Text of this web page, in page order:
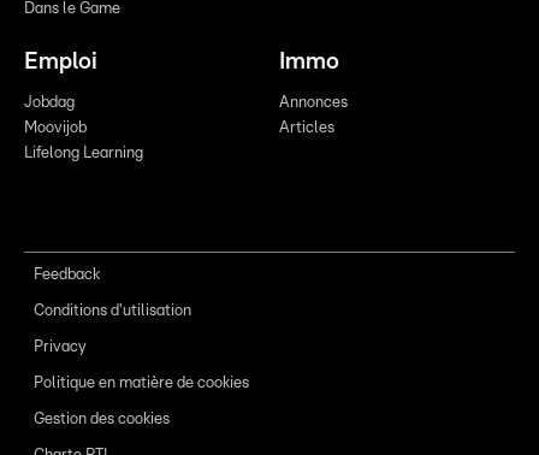
Dans le Game
Emploi
Jobdag
Moovijob
Lifelong Learning
Immo
Annonces
Articles
Feedback
Conditions d'utilisation
Privacy
Politique en matière de cookies
Gestion des cookies